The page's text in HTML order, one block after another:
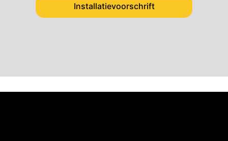
Installatievoorschrift